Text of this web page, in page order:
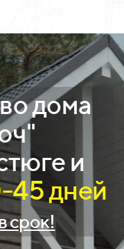
дома
и
45 дней
срок!